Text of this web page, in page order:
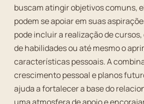
buscam atingir objetivos comuns,
podem se apoiar em suas
pode incluir a realização de
de habilidades ou até mesmo o
características pessoais. A
crescimento pessoal e planos
ajuda a fortalecer a base do